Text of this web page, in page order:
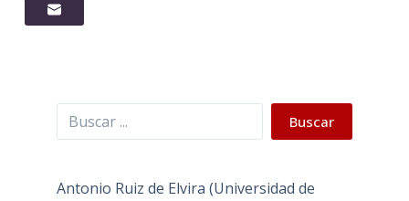
Buscar Buscar
Antonio Ruiz de Elvira (Universidad de